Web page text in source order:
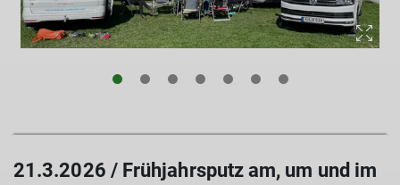
21.3.2026 / Frühjahrsputz am, um und im